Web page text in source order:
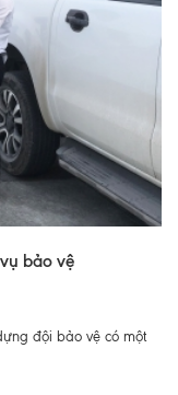
bảo vệ
đội bảo vệ có một